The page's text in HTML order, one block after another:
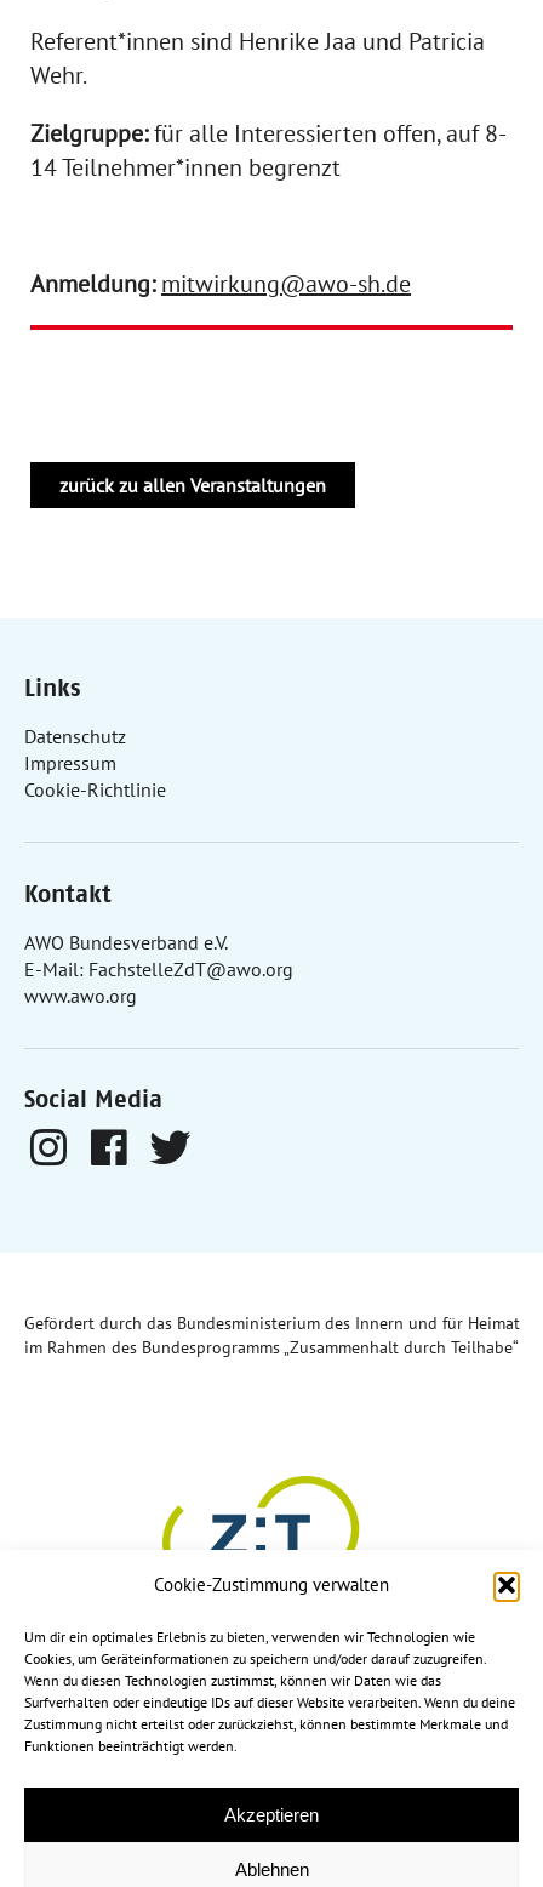
Cookie-Zustimmung verwalten
Um dir ein optimales Erlebnis zu bieten, verwenden wir Technologien wie
Cookies, um Geräteinformationen zu speichern und/oder darauf zuzugreifen.
Wenn du diesen Technologien zustimmst, können wir Daten wie das
Surfverhalten oder eindeutige IDs auf dieser Website verarbeiten. Wenn du deine
Zustimmung nicht erteilst oder zurückziehst, können bestimmte Merkmale und
Funktionen beeinträchtigt werden.
Akzeptieren
Ablehnen
Referent*innen sind Henrike Jaa und Patricia
Wehr.
Zielgruppe:für alle Interessierten offen, auf 8-
14 Teilnehmer*innen begrenzt
Anmeldung: mitwirkung@awo-sh.de
zurück zu allen Veranstaltungen
Links
Datenschutz
Impressum
Cookie-Richtlinie
Kontakt
AWO Bundesverband e.V.
E-Mail: FachstelleZdT@awo.org
www.awo.org
Social Media
Gefördert durch das Bundesministerium des Innern und für Heimat
im Rahmen des Bundesprogramms „Zusammenhalt durch Teilhabe“